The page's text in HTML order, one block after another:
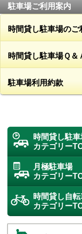
駐車場ご利用案内
時間貸し駐車場のご
時間貸し駐車場Ｑ＆
駐車場利用約款
時間貸し駐
カテゴリー
月極駐車場
カテゴリー
時間貸し自
カテゴリー